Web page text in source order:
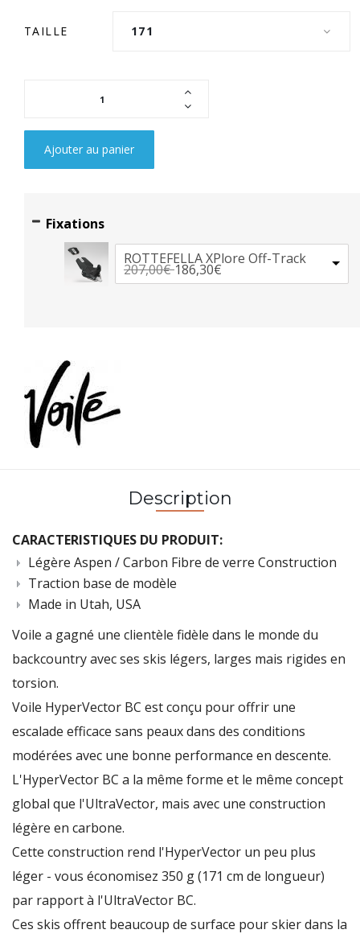
TAILLE 171
Ajouter au panier
Fixations
ROTTEFELLA XPlore Off-Track
207,00€186,30€
Description
CARACTERISTIQUES DU PRODUIT:
Légère Aspen / Carbon Fibre de verre Construction
Traction base de modèle
Made in Utah, USA
Voile a gagné une clientèle fidèle dans le monde du
backcountry avec ses skis légers, larges mais rigides en
torsion.
Voile HyperVector BC est conçu pour offrir une
escalade efficace sans peaux dans des conditions
modérées avec une bonne performance en descente.
L'HyperVector BC a la même forme et le même concept
global que l'UltraVector, mais avec une construction
légère en carbone.
Cette construction rend l'HyperVector un peu plus
léger - vous économisez 350 g (171 cm de longueur)
par rapport à l'UltraVector BC.
Ces skis offrent beaucoup de surface pour skier dans la